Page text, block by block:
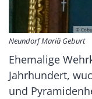
©
Neundorf Mariä Geburt
Ehemalige
Jahrhundert,
und